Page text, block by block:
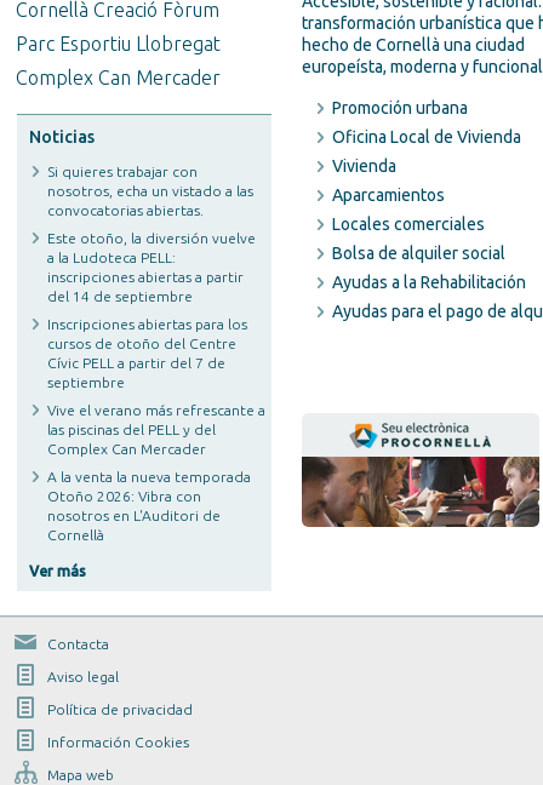
Cornellà Creació Fòrum
Parc Esportiu Llobregat
Complex Can Mercader
Noticias
Si quieres trabajar con
nosotros, echa un vistado a las
convocatorias abiertas.
Este otoño, la diversión vuelve
a la Ludoteca PELL:
inscripciones abiertas a partir
del 14 de septiembre
Inscripciones abiertas para los
cursos de otoño del Centre
Cívic PELL a partir del 7 de
septiembre
Vive el verano más refrescante a
las piscinas del PELL y del
Complex Can Mercader
A la venta la nueva temporada
Otoño 2026: Vibra con
nosotros en L'Auditori de
Cornellà
Ver más
transformación urbanística que
hecho de Cornellà una ciudad
europeísta, moderna y funcional
Promoción urbana
Oficina Local de Vivienda
Vivienda
Aparcamientos
Locales comerciales
Bolsa de alquiler social
Ayudas a la Rehabilitación
Ayudas para el pago de
Contacta
Aviso legal
Política de privacidad
Información Cookies
Mapa web